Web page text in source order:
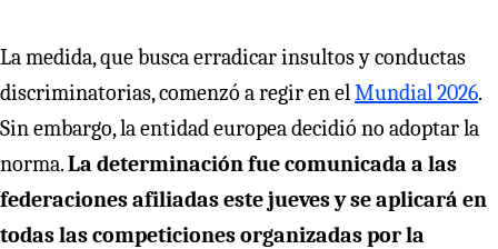
La medida, que busca erradicar insultos y conductas
discriminatorias, comenzó a regir en elMundial 2026.
Sin embargo, la entidad europea decidió no adoptar la
norma.La determinación fue comunicada a las
federaciones afiliadas este jueves y se aplicará en
todas las competiciones organizadas por la